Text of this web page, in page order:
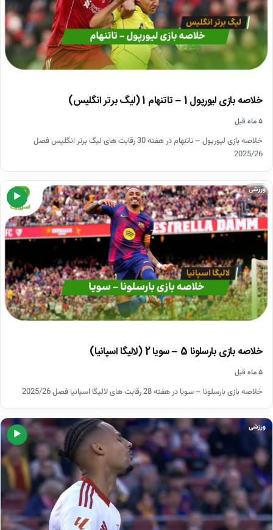
خلاصه بازی لیورپول 1 – تاتنهام 1 (لیگ برتر انگلیس)
۵ ماه قبل
خلاصه بازی لیورپول – تاتنهام در هفته 30 رقابت های لیگ برتر انگلیس فصل
2025/26
▶
ورزشی
خلاصه بازی بارسلونا 5 – سویا 2 (لالیگا اسپانیا)
۵ ماه قبل
خلاصه بازی بارسلونا – سویا در هفته 28 رقابت های لالیگا اسپانیا فصل 2025/26
▶
ورزشی